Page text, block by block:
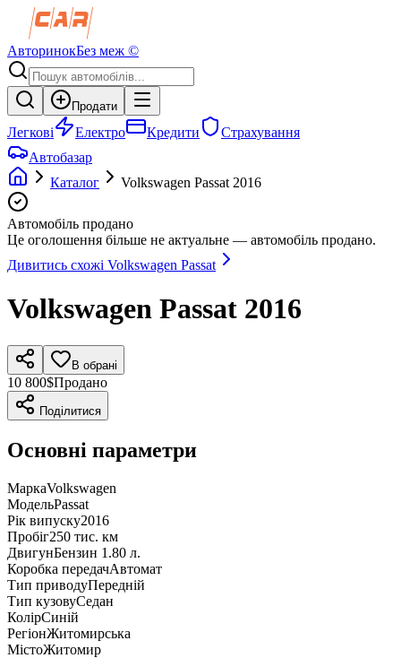
АвторинокБез меж ©
Продати
Легкові Електро Кредити
Страхування
Автобазар
Каталог
Volkswagen Passat 2016
Автомобіль продано
Це оголошення більше не актуальне — автомобіль продано.
Дивитись схожі Volkswagen Passat
Volkswagen Passat 2016
В обрані
10 800$Продано
Поділитися
Основні параметри
МаркаVolkswagen
МодельPassat
Рік випуску2016
Пробіг250 тис. км
ДвигунБензин 1.80 л.
Коробка передачАвтомат
Тип приводуПередній
Тип кузовуСедан
КолірСиній
РегіонЖитомирська
МістоЖитомир